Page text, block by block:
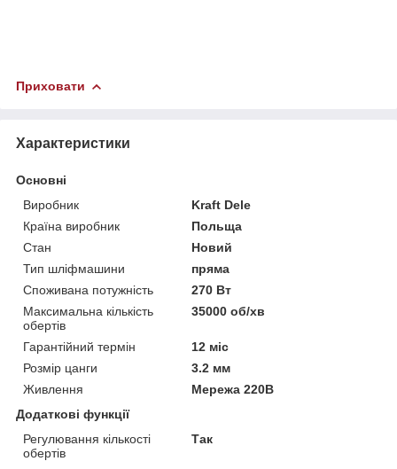
Приховати
Характеристики
Основні
Виробник
Kraft Dele
Країна виробник
Польща
Стан
Новий
Тип шліфмашини
пряма
Споживана потужність
270 Вт
Максимальна кількість
обертів
35000 об/хв
Гарантійний термін
12 міс
Розмір цанги
3.2 мм
Живлення
Мережа 220В
Додаткові функції
Регулювання кількості
обертів
Так